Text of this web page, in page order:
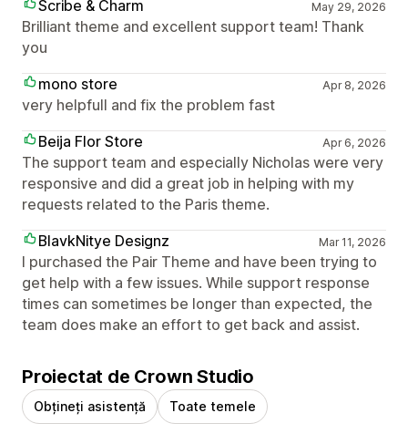
Scribe & Charm May 29, 2026
Brilliant theme and excellent support team! Thank
you
mono store
Apr 8, 2026
very helpfull and fix the problem fast
Beija Flor Store
Apr 6, 2026
The support team and especially Nicholas were very
responsive and did a great job in helping with my
requests related to the Paris theme.
BlavkNitye Designz
Mar 11, 2026
I purchased the Pair Theme and have been trying to
get help with a few issues. While support response
times can sometimes be longer than expected, the
team does make an effort to get back and assist.
Proiectat de Crown Studio
Obțineți asistență Toate temele